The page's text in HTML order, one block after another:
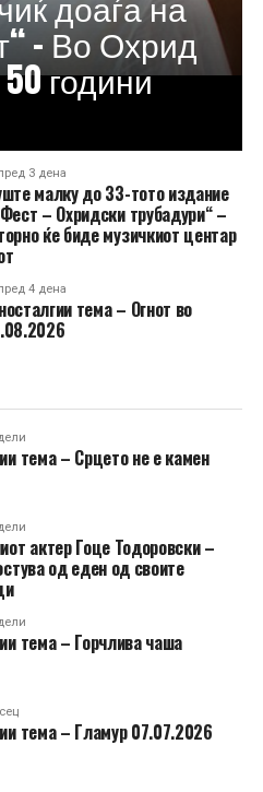
– Во Охрид
години
3 дена
малку до 33-тото издание
– Охридски трубадури“ –
ќе биде музичкиот центар
4 дена
тема – Огнот во
тема – Срцето не е камен
актер Гоце Тодоровски –
од еден од своите
тема – Горчлива чаша
тема – Гламур 07.07.2026